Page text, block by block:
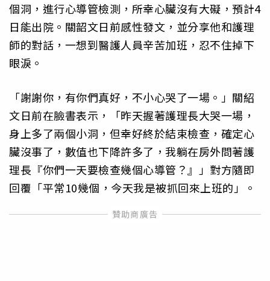
個洞，進行心導管檢測，所幸心臟沒有大礙，預計4
日能出院。關韶文日前感性發文，並分享他和護理
師的對話，一想到醫護人員辛苦加班，忍不住掉下
眼淚。
「謝謝你，有你們真好，不小心哭了一場。」關紹
文日前在臉書表示，「昨天握著護理長大哭一場，
身上多了兩個小洞，但幸好終於結束檢查，確定心
臟沒事了，數值也下降許多了，我躺在房外問著護
理長『你們一天要檢查幾個心導管？』」對方隨即
回覆「平常10幾個，今天我是被抓回來上班的」。